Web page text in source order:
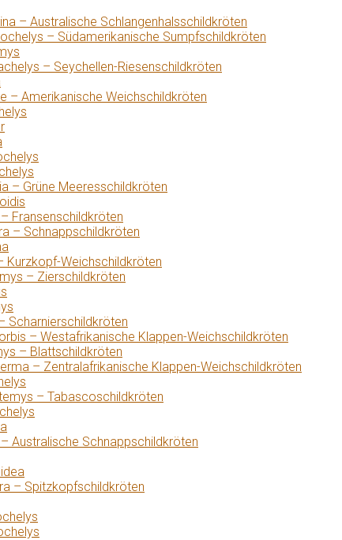
– Australische Schlangenhalsschildkröten
– Südamerikanische Sumpfschildkröten
– Seychellen-Riesenschildkröten
– Amerikanische Weichschildkröten
– Grüne Meeresschildkröten
Fransenschildkröten
– Schnappschildkröten
Kurzkopf-Weichschildkröten
– Zierschildkröten
Scharnierschildkröten
– Westafrikanische Klappen-Weichschildkröten
– Blattschildkröten
– Zentralafrikanische Klappen-Weichschildkröten
– Tabascoschildkröten
Australische Schnappschildkröten
– Spitzkopfschildkröten